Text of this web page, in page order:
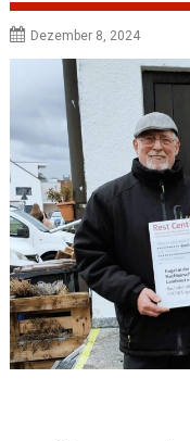
Dezember 8, 2024